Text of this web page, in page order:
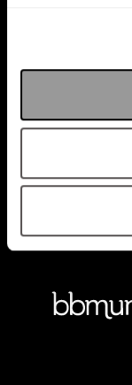
PODCAST